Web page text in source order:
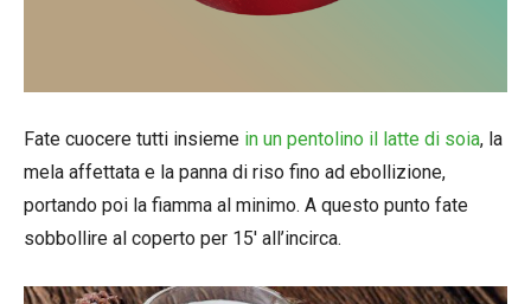
Fate cuocere tutti insieme in un pentolino il latte di soia, la
mela affettata e la panna di riso fino ad ebollizione,
portando poi la fiamma al minimo. A questo punto fate
sobbollire al coperto per 15′ all’incirca.